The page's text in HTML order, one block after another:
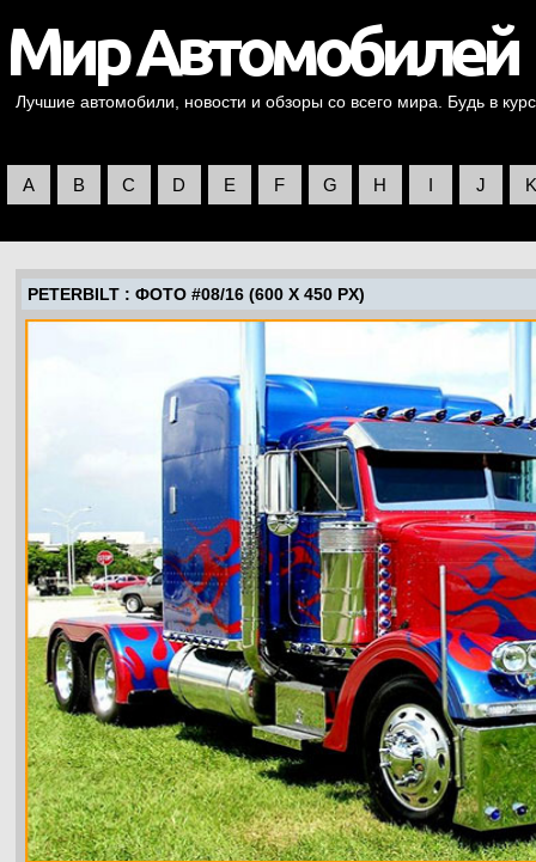
Лучшие автомобили, новости и обзоры со всего мира. Будь в
A B C D E F G H I J K
PETERBILT : ФОТО #08/16 (600 X 450 PX)